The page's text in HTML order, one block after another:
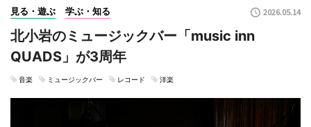
見る・遊ぶ 学ぶ・知る 2026.05.14
北小岩のミュージックバー「music inn
QUADS」が3周年
音楽 ミュージックバー レコード 洋楽